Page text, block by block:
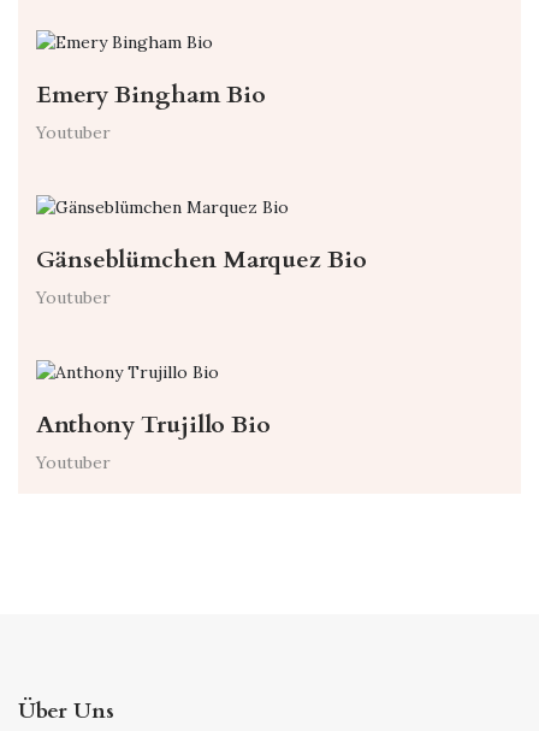
Emery Bingham Bio
Youtuber
Gänseblümchen Marquez Bio
Youtuber
Anthony Trujillo Bio
Youtuber
Über Uns